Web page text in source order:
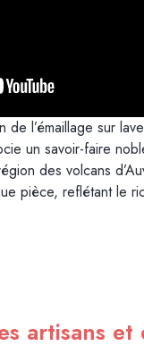
de l’émaillage sur
un savoir-faire
des volcans
pièce, reflétant le
artisans